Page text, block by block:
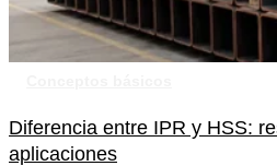
Diferencia entre IPR y HSS:
aplicaciones